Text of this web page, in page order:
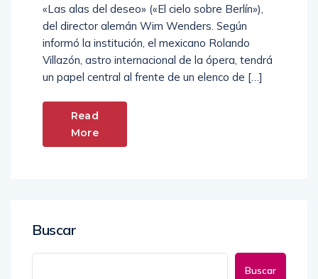
«Las alas del deseo» («El cielo sobre Berlín»),
del director alemán Wim Wenders. Según
informó la institución, el mexicano Rolando
Villazón, astro internacional de la ópera, tendrá
un papel central al frente de un elenco de […]
Read
More
Buscar
Buscar